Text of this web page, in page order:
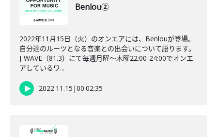
Benlou②
2022年11月15日（火）のオンエアには、Benlouが登場。
自分達のルーツとなる音楽との出会いについて語ります。
J-WAVE（81.3）にて毎週月曜～木曜22:00-24:00でオンエ
アしているワ...
2022.11.15 |00:02:35